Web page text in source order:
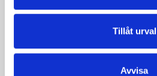
Tillåt urval
Avvisa